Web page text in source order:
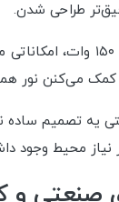
طراحی شدن.
در مدل‌های جدید
می‌کنن نور
یه تصمیم
محیط وجود